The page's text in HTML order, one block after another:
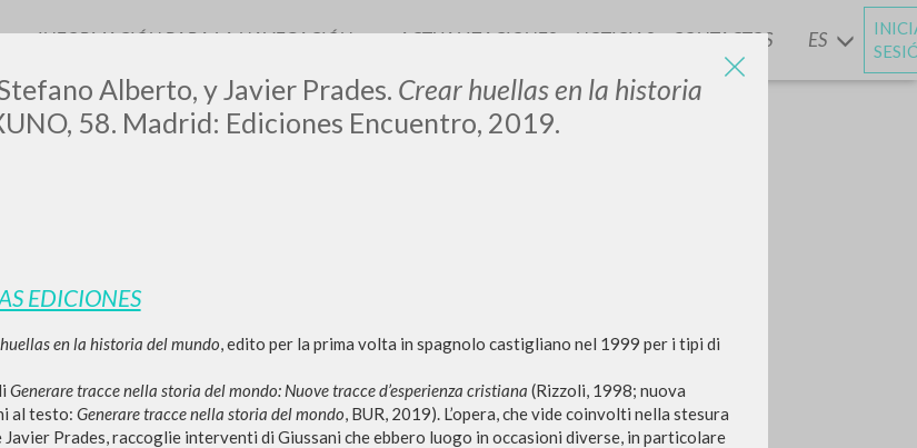
Alberto, y Javier Prades. Crear huellas en la historia
58. Madrid: Ediciones Encuentro, 2019.
EDICIONES
en la historia del mundo, edito per la prima volta in spagnolo castigliano nel 1999 per i tipi di
Generare tracce nella storia del mondo: Nuove tracce d’esperienza cristiana (Rizzoli, 1998; nuova
al testo: Generare tracce nella storia del mondo, BUR, 2019). L’opera, che vide coinvolti nella stesura
Prades, raccoglie interventi di Giussani che ebbero luogo in occasioni diverse, in particolare
scritti
INFORMACIÓN PARA LA NAVEGACIÓN ACTUALIZACIONESYNOTICIAS CONTACTOS ES